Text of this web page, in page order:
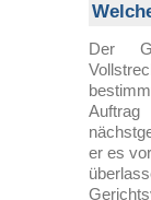
Der
er es